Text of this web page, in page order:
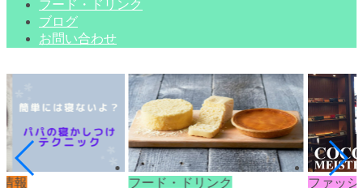
フード・ドリンク
ブログ
お問い合わせ
報
フード・ドリンク
ファッシ